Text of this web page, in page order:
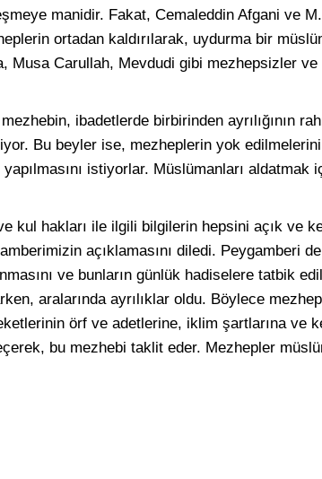
manidir. Fakat, Cemaleddin Afgani ve
ortadan kaldırılarak, uydurma bir
Musa Carullah, Mevdudi gibi mezhepsizler ve
ibadetlerde birbirinden ayrılığının
Bu beyler ise, mezheplerin yok
istiyorlar. Müslümanları aldatmak
kul hakları ile ilgili bilgilerin hepsini açık ve
açıklamasını diledi. Peygamberi
ve bunların günlük hadiselere tatbik
aralarında ayrılıklar oldu. Böylece
örf ve adetlerine, iklim şartlarına ve
bu mezhebi taklit eder. Mezhepler